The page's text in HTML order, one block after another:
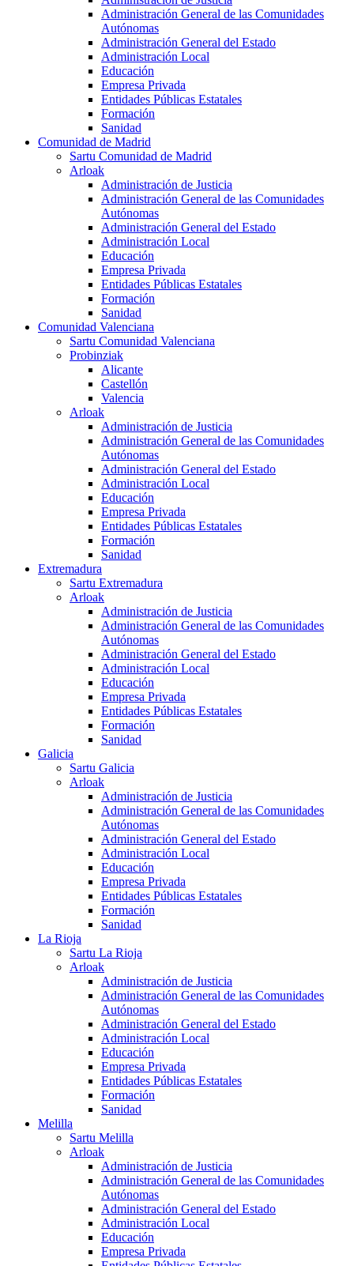
Administración General de las Comunidades
Autónomas
Administración General del Estado
Administración Local
Educación
Empresa Privada
Entidades Públicas Estatales
Formación
Sanidad
Comunidad de Madrid
Sartu Comunidad de Madrid
Arloak
Administración de Justicia
Administración General de las Comunidades
Autónomas
Administración General del Estado
Administración Local
Educación
Empresa Privada
Entidades Públicas Estatales
Formación
Sanidad
Comunidad Valenciana
Sartu Comunidad Valenciana
Probinziak
Alicante
Castellón
Valencia
Arloak
Administración de Justicia
Administración General de las Comunidades
Autónomas
Administración General del Estado
Administración Local
Educación
Empresa Privada
Entidades Públicas Estatales
Formación
Sanidad
Extremadura
Sartu Extremadura
Arloak
Administración de Justicia
Administración General de las Comunidades
Autónomas
Administración General del Estado
Administración Local
Educación
Empresa Privada
Entidades Públicas Estatales
Formación
Sanidad
Galicia
Sartu Galicia
Arloak
Administración de Justicia
Administración General de las Comunidades
Autónomas
Administración General del Estado
Administración Local
Educación
Empresa Privada
Entidades Públicas Estatales
Formación
Sanidad
La Rioja
Sartu La Rioja
Arloak
Administración de Justicia
Administración General de las Comunidades
Autónomas
Administración General del Estado
Administración Local
Educación
Empresa Privada
Entidades Públicas Estatales
Formación
Sanidad
Melilla
Sartu Melilla
Arloak
Administración de Justicia
Administración General de las Comunidades
Autónomas
Administración General del Estado
Administración Local
Educación
Empresa Privada